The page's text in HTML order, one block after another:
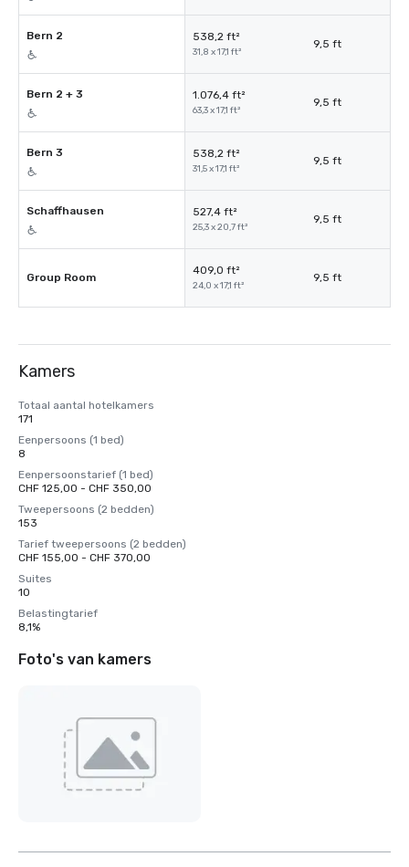
Bern 2 538,2 ft²
31,8 x 17,1 ft²
9,5 ft
Bern 2 + 3 1.076,4 ft²
63,3 x 17,1 ft²
9,5 ft
Bern 3 538,2 ft²
31,5 x 17,1 ft²
9,5 ft
Schaffhausen 527,4 ft²
25,3 x 20,7 ft²
9,5 ft
Group Room
409,0 ft²
24,0 x 17,1 ft²
9,5 ft
Kamers
Totaal aantal hotelkamers
171
Eenpersoons (1 bed)
8
Eenpersoonstarief (1 bed)
CHF 125,00 - CHF 350,00
Tweepersoons (2 bedden)
153
Tarief tweepersoons (2 bedden)
CHF 155,00 - CHF 370,00
Suites
10
Belastingtarief
8,1%
Foto's van kamers